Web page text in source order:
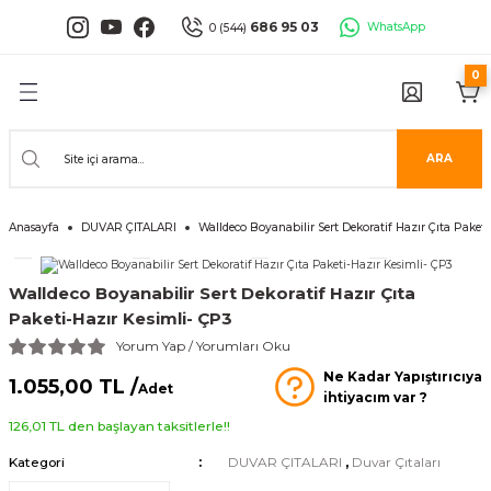
0 (544) 686 95 03 WhatsApp
Geri Dön
Geri Dön
PANELLER
Geri Dön
Geri Dön
Geri Dön
Paneller
Geri Dön
ARA
0
Anasayfa DUVAR ÇITALARI Walldeco Boyanabilir Sert Dekoratif Hazır Çıta
Walldeco Boyanabilir Sert Dekoratif Hazır Çıta
Paketi-Hazır Kesimli- ÇP3
Yorum Yap / Yorumları Oku
1.055,00 TL /Adet
Ne Kadar Yapıştırıcıya
ihtiyacım var ?
126,01 TL den başlayan taksitlerle!!
Kategori DUVAR ÇITALARI , Duvar Çıtaları